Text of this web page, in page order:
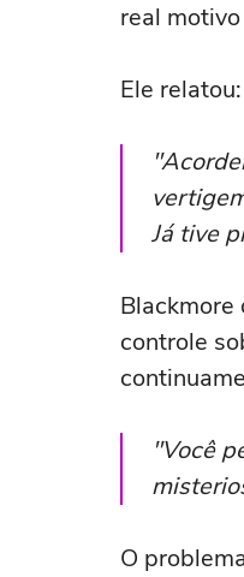
real
Ele relatou:
Já tive
Blackmore
controle
"Você
O